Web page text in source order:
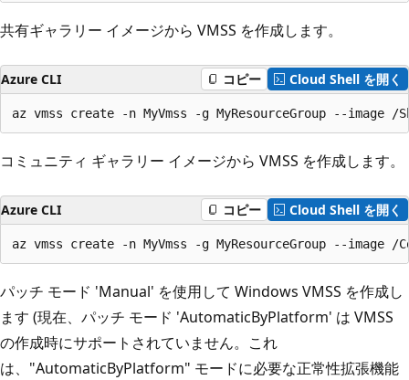
共有ギャラリー イメージから VMSS を作成します。
Azure CLI コピー Cloud Shell を開く
az vmss create -n MyVmss -g MyResourceGroup --
コミュニティ ギャラリー イメージから VMSS を作成します。
Azure CLI コピー Cloud Shell を開く
az vmss create -n MyVmss -g MyResourceGroup --
パッチ モード 'Manual' を使用して Windows VMSS を作成し
ます (現在、パッチ モード 'AutomaticByPlatform' は VMSS
の作成時にサポートされていません。これ
は、"AutomaticByPlatform" モードに必要な正常性拡張機能